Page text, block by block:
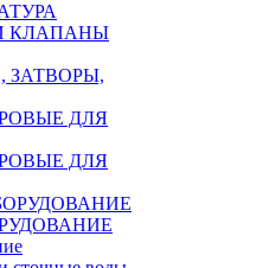
КЛАПАНЫ
ЗАТВОРЫ,
ДЛЯ
ДЛЯ